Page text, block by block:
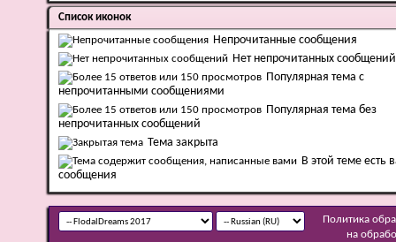
Список иконок
Непрочитанные сообщения
Нет непрочитанных сообщений
Популярная тема с
непрочитанными сообщениями
Популярная тема без
непрочитанных сообщений
Тема закрыта
В этой теме есть
сообщения
Политика
на